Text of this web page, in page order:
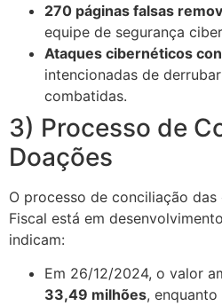
270 páginas falsas
equipe de segurança
Ataques cibernéticos
intencionadas de
combatidas.
3) Processo de
Doações
O processo de conciliação
Fiscal está em
indicam:
Em 26/12/2024, o valor
33,49 milhões,